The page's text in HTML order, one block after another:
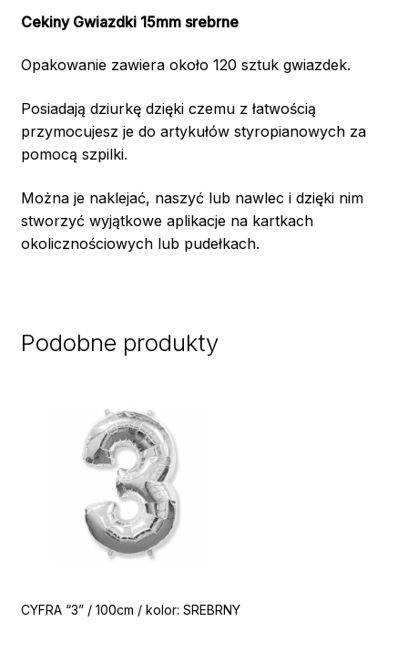
Cekiny Gwiazdki 15mm srebrne
Opakowanie zawiera około 120 sztuk gwiazdek.
Posiadają dziurkę dzięki czemu z łatwością
przymocujesz je do artykułów styropianowych za
pomocą szpilki.
Można je naklejać, naszyć lub nawlec i dzięki nim
stworzyć wyjątkowe aplikacje na kartkach
okolicznościowych lub pudełkach.
Podobne produkty
CYFRA “3” / 100cm / kolor: SREBRNY